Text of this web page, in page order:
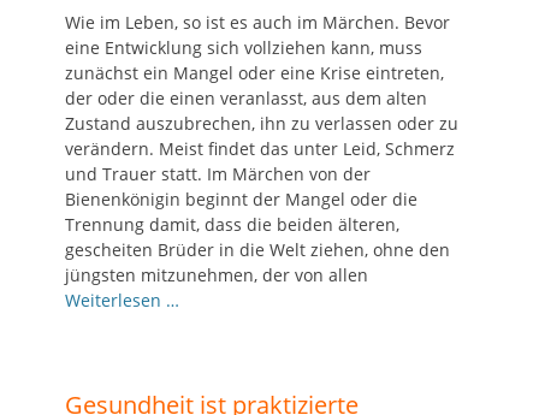
Wie im Leben, so ist es auch im Märchen. Bevor
eine Entwicklung sich vollziehen kann, muss
zunächst ein Mangel oder eine Krise eintreten,
der oder die einen veranlasst, aus dem alten
Zustand auszubrechen, ihn zu verlassen oder zu
verändern. Meist findet das unter Leid, Schmerz
und Trauer statt. Im Märchen von der
Bienenkönigin beginnt der Mangel oder die
Trennung damit, dass die beiden älteren,
gescheiten Brüder in die Welt ziehen, ohne den
jüngsten mitzunehmen, der von allen
Weiterlesen …
Gesundheit ist praktizierte